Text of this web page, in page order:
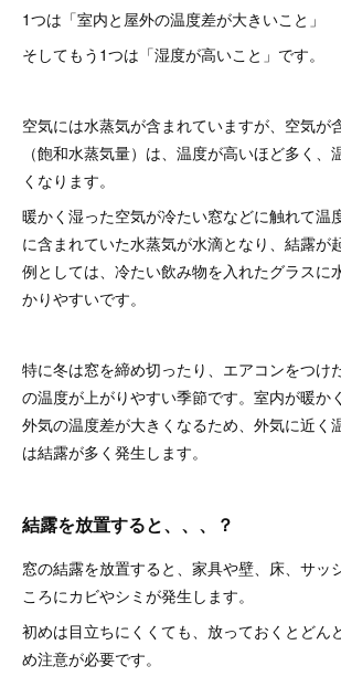
1つは「室内と屋外の温度差が大きいこと」
そしてもう1つは「湿度が高いこと」です。
空気には水蒸気が含まれていますが、空気が
（飽和水蒸気量）は、温度が高いほど多く、
くなります。
暖かく湿った空気が冷たい窓などに触れて温
に含まれていた水蒸気が水滴となり、結露が
例としては、冷たい飲み物を入れたグラスに
かりやすいです。
特に冬は窓を締め切ったり、エアコンをつけ
の温度が上がりやすい季節です。室内が暖か
外気の温度差が大きくなるため、外気に近く
は結露が多く発生します。
結露を放置すると、、、？
窓の結露を放置すると、家具や壁、床、サッ
ころにカビやシミが発生します。
初めは目立ちにくくても、放っておくとどん
め注意が必要です。